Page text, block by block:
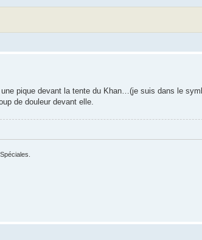
pique devant la tente du Khan…(je suis dans le
de douleur devant elle.